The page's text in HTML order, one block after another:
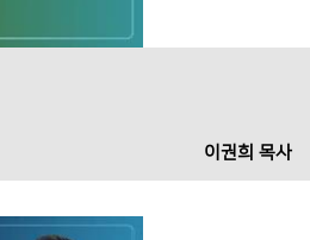
이권희 목사